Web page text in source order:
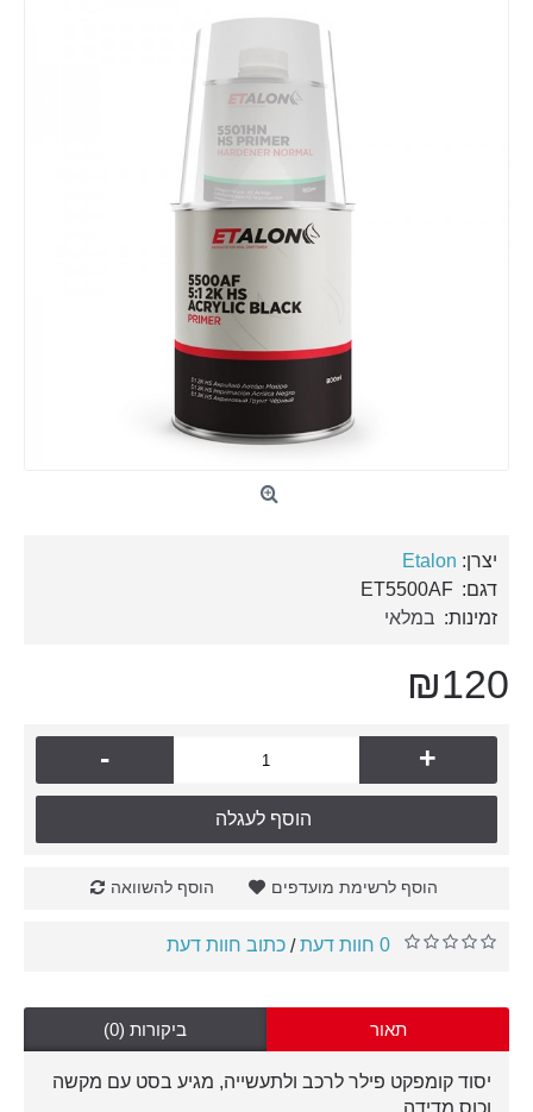
יצרן: Etalon
דגם: ET5500AF
זמינות: במלאי
₪120
- +
הוסף לעגלה
הוסף לרשימת מועדפים הוסף להשוואה
0 חוות דעת / כתוב חוות דעת
תאור ביקורות (0)
יסוד קומפקט פילר לרכב ולתעשייה, מגיע בסט עם מקשה
וכוס מדידה.